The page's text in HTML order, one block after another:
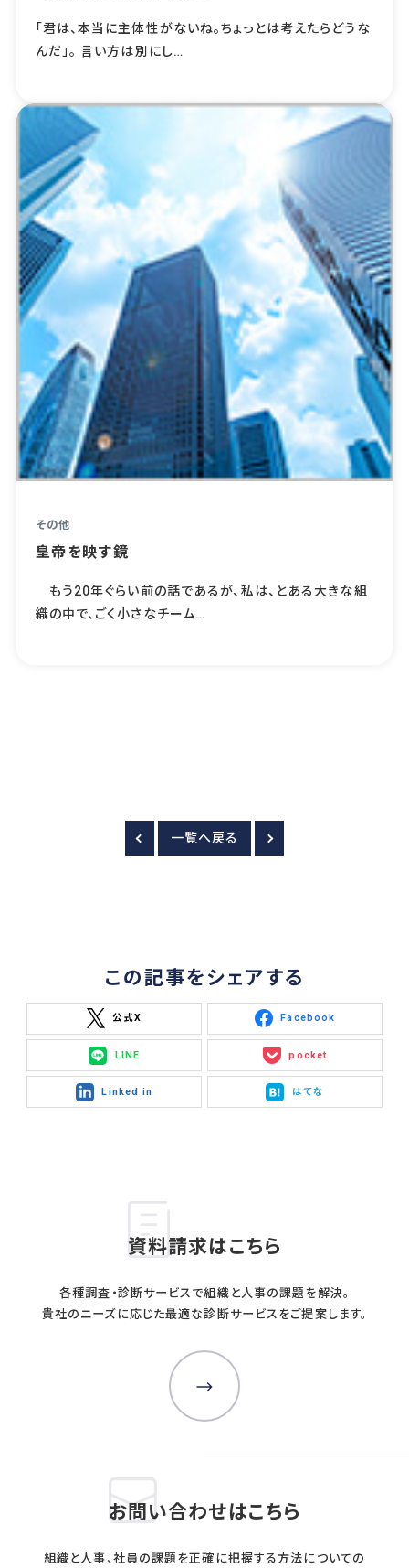
「君は、本当に主体性がないね。ちょっとは考えたらどうな
んだ」。 言い方は別にし…
その他
皇帝を映す鏡
もう20年ぐらい前の話であるが、私は、とある大きな組
織の中で、ごく小さなチーム…
一覧へ戻る
この記事をシェアする
公式X Facebook
LINE pocket
Linked in はてな
資料請求はこちら
各種調査・診断サービスで組織と人事の課題を解決。
貴社のニーズに応じた最適な診断サービスをご提案します。
お問い合わせはこちら
組織と人事、社員の課題を正確に把握する方法についての